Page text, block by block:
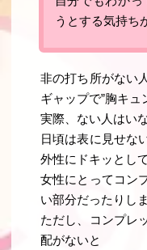
うとする気持ち
非の打ち所がない
ギャップで”胸キュ
実際、ない人はい
日頃は表に見せな
外性にドキッとし
女性にとってコン
い部分だったりしま
ただし、コンプレ
配がないと